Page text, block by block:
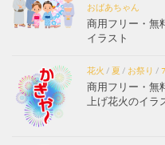
おばあちゃん
商用フリー・無
イラスト
花火 / 夏 / お祭り /
商用フリー・無
上げ花火のイラ